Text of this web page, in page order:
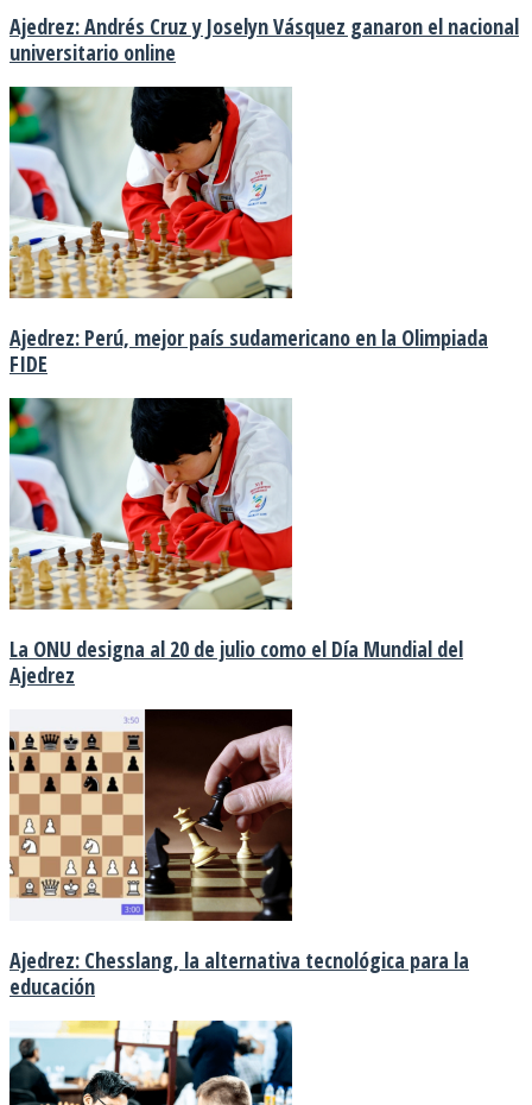
Ajedrez: Andrés Cruz y Joselyn Vásquez ganaron el nacional
universitario online
Ajedrez: Perú, mejor país sudamericano en la Olimpiada
FIDE
La ONU designa al 20 de julio como el Día Mundial del
Ajedrez
Ajedrez: Chesslang, la alternativa tecnológica para la
educación